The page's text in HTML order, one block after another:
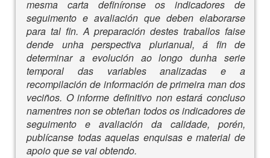
mesma carta definíronse os indicadores de
seguimento e avaliación que deben elaborarse
para tal fin. A preparación destes traballos faise
dende unha perspectiva plurianual, á fin de
determinar a evolución ao longo dunha serie
temporal das variables analizadas e a
recompilación de información de primeira man dos
veciños. O informe definitivo non estará concluso
namentres non se obteñan todos os indicadores de
seguimento e avaliación da calidade, porén,
publícanse todas aquelas enquisas e material de
apoio que se vai obtendo.